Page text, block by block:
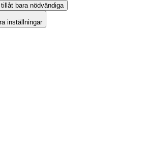
tillåt bara nödvändiga
inställningar